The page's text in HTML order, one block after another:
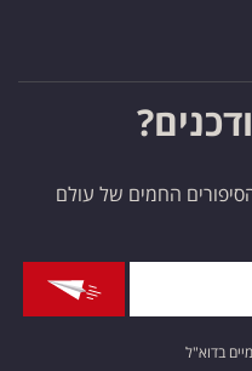
החמים של עולם
בדוא"ל